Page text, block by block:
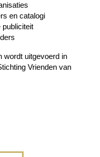
en catalogi
publiciteit
wordt uitgevoerd in
Vrienden van